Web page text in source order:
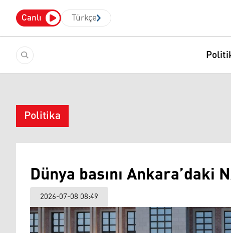
Canlı Türkçe
Politika
Dünya basını Ankara’daki
2026-07-08 08:49